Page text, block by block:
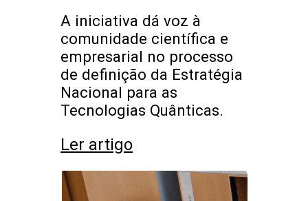
A iniciativa dá voz à
comunidade científica e
empresarial no processo
de definição da Estratégia
Nacional para as
Tecnologias Quânticas.
Ler artigo